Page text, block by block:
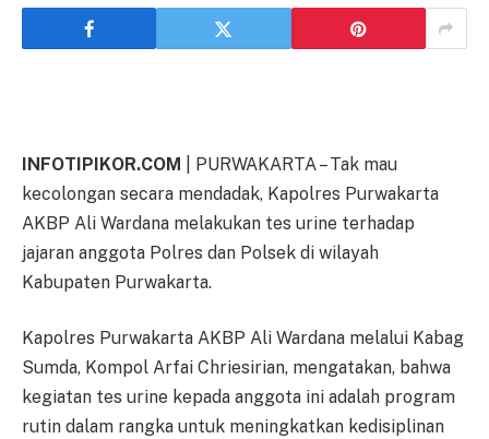
INFOTIPIKOR.COM
| PURWAKARTA – Tak mau
kecolongan secara mendadak, Kapolres Purwakarta
AKBP Ali Wardana melakukan tes urine terhadap
jajaran anggota Polres dan Polsek di wilayah
Kabupaten Purwakarta.
Kapolres Purwakarta AKBP Ali Wardana melalui Kabag
Sumda, Kompol Arfai Chriesirian, mengatakan, bahwa
kegiatan tes urine kepada anggota ini adalah program
rutin dalam rangka untuk meningkatkan kedisiplinan